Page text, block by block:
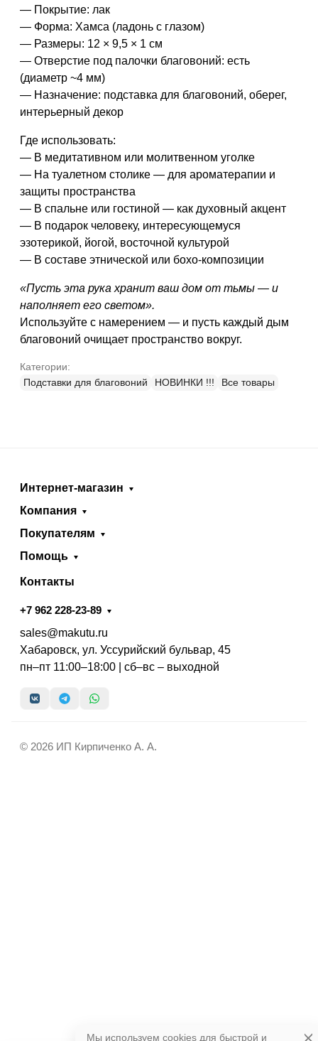
— Покрытие: лак
— Форма: Хамса (ладонь с глазом)
— Размеры: 12 × 9,5 × 1 см
— Отверстие под палочки благовоний: есть
(диаметр ~4 мм)
— Назначение: подставка для благовоний, оберег,
интерьерный декор
Где использовать:
— В медитативном или молитвенном уголке
— На туалетном столике — для ароматерапии и
защиты пространства
— В спальне или гостиной — как духовный акцент
— В подарок человеку, интересующемуся
эзотерикой, йогой, восточной культурой
— В составе этнической или бохо-композиции
«Пусть эта рука хранит ваш дом от тьмы — и
наполняет его светом».
Используйте с намерением — и пусть каждый дым
благовоний очищает пространство вокруг.
Категории:
Подставки для благовоний
НОВИНКИ !!! Все товары
Интернет-магазин
Компания
Покупателям
Помощь
Контакты
+7 962 228-23-89
sales@makutu.ru
Хабаровск, ул. Уссурийский бульвар, 45
пн–пт 11:00–18:00 | сб–вс – выходной
© 2026 ИП Кирпиченко А. А.
Мы используем cookies для быстрой и